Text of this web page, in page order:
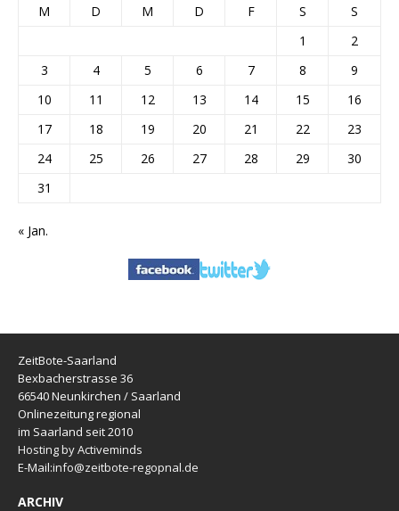
M D M D F S
S
1
2
3
4 5 6 7 8
9
10
11 12 13 14 15
16
17
18 19 20 21 22
23
24
25 26 27 28 29
30
31
« Jan.
ZeitBote-Saarland
Bexbacherstrasse 36
66540 Neunkirchen / Saarland
Onlinezeitung regional
im Saarland seit 2010
Hosting by Activeminds
E-Mail:info@zeitbote-regopnal.de
ARCHIV